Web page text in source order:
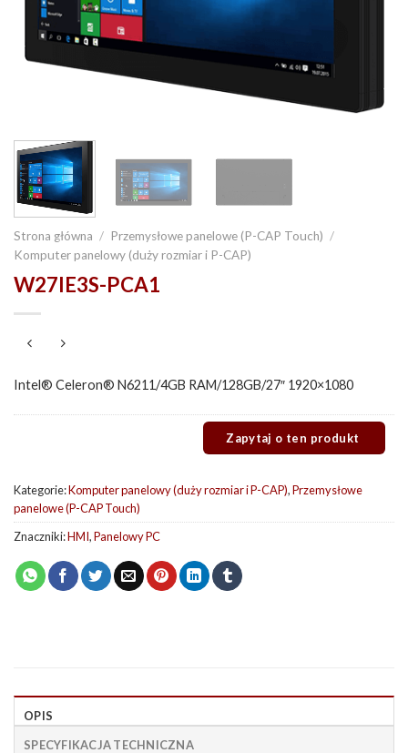
Strona główna / Przemysłowe panelowe (P-CAP Touch) /
Komputer panelowy (duży rozmiar i P-CAP)
W27IE3S-PCA1
Intel® Celeron® N6211/4GB RAM/128GB/27″ 1920×1080
Kategorie:Komputer panelowy (duży rozmiar i P-CAP),Przemysłowe
panelowe (P-CAP Touch)
Znaczniki:HMI,Panelowy PC
OPIS
SPECYFIKACJA TECHNICZNA